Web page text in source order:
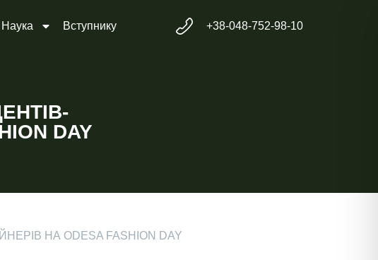
Наука Вступнику +38-048-752-98-10
DAY
НА ODESA FASHION DAY